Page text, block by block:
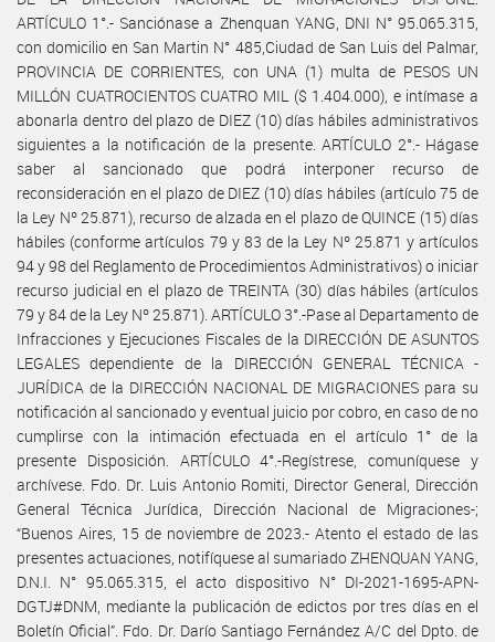
ARTÍCULO 1°.- Sanciónase a Zhenquan YANG, DNI N° 95.065.315,
con domicilio en San Martin N° 485,Ciudad de San Luis del Palmar,
PROVINCIA DE CORRIENTES, con UNA (1) multa de PESOS UN
MILLÓN CUATROCIENTOS CUATRO MIL ($ 1.404.000), e intímase a
abonarla dentro del plazo de DIEZ (10) días hábiles administrativos
siguientes a la notificación de la presente. ARTÍCULO 2°.- Hágase
saber al sancionado que podrá interponer recurso de
reconsideración en el plazo de DIEZ (10) días hábiles (artículo 75 de
la Ley Nº 25.871), recurso de alzada en el plazo de QUINCE (15) días
hábiles (conforme artículos 79 y 83 de la Ley Nº 25.871 y artículos
94 y 98 del Reglamento de Procedimientos Administrativos) o iniciar
recurso judicial en el plazo de TREINTA (30) días hábiles (artículos
79 y 84 de la Ley Nº 25.871). ARTÍCULO 3°.-Pase al Departamento de
Infracciones y Ejecuciones Fiscales de la DIRECCIÓN DE ASUNTOS
LEGALES dependiente de la DIRECCIÓN GENERAL TÉCNICA -
JURÍDICA de la DIRECCIÓN NACIONAL DE MIGRACIONES para su
notificación al sancionado y eventual juicio por cobro, en caso de no
cumplirse con la intimación efectuada en el artículo 1° de la
presente Disposición. ARTÍCULO 4°.-Regístrese, comuníquese y
archívese. Fdo. Dr. Luis Antonio Romiti, Director General, Dirección
General Técnica Jurídica, Dirección Nacional de Migraciones-;
“Buenos Aires, 15 de noviembre de 2023.- Atento el estado de las
presentes actuaciones, notifíquese al sumariado ZHENQUAN YANG,
D.N.I. N° 95.065.315, el acto dispositivo N° DI-2021-1695-APN-
DGTJ#DNM, mediante la publicación de edictos por tres días en el
Boletín Oficial”. Fdo. Dr. Darío Santiago Fernández A/C del Dpto. de